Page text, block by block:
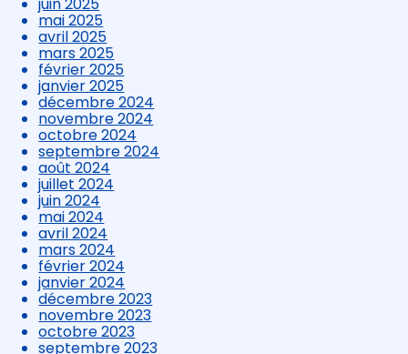
mai 2025
avril 2025
mars 2025
février 2025
janvier 2025
décembre 2024
novembre 2024
octobre 2024
septembre 2024
août 2024
juillet 2024
juin 2024
mai 2024
avril 2024
mars 2024
février 2024
janvier 2024
décembre 2023
novembre 2023
octobre 2023
septembre 2023